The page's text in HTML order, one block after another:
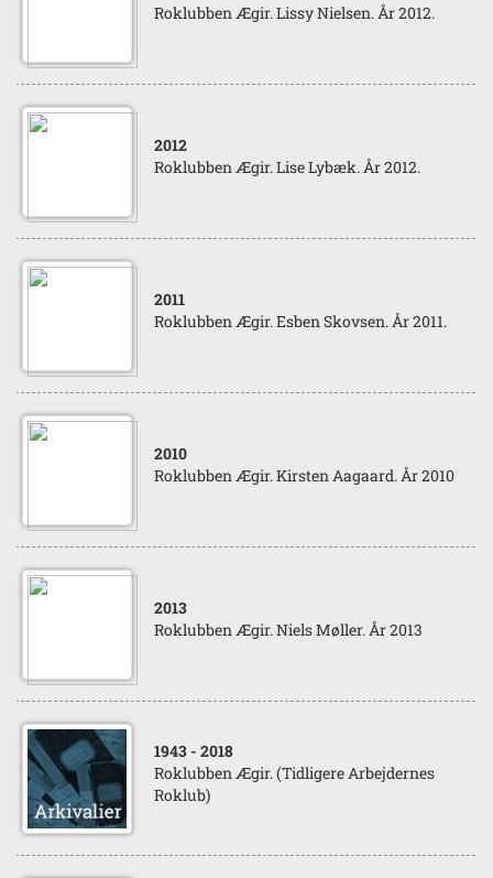
Roklubben Ægir. Lissy Nielsen. År 2012.
2012
Roklubben Ægir. Lise Lybæk. År 2012.
2011
Roklubben Ægir. Esben Skovsen. År 2011.
2010
Roklubben Ægir. Kirsten Aagaard. År 2010
2013
Roklubben Ægir. Niels Møller. År 2013
1943 - 2018
Roklubben Ægir. (Tidligere Arbejdernes
Roklub)